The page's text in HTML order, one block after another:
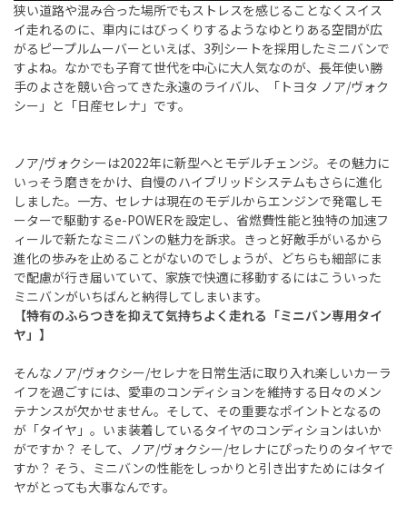
狭い道路や混み合った場所でもストレスを感じることなくスイス
イ走れるのに、車内にはびっくりするようなゆとりある空間が広
がるピープルムーバーといえば、3列シートを採用したミニバンで
すよね。なかでも子育て世代を中心に大人気なのが、長年使い勝
手のよさを競い合ってきた永遠のライバル、「トヨタ ノア/ヴォク
シー」と「日産セレナ」です。
ノア/ヴォクシーは2022年に新型へとモデルチェンジ。その魅力に
いっそう磨きをかけ、自慢のハイブリッドシステムもさらに進化
しました。一方、セレナは現在のモデルからエンジンで発電しモ
ーターで駆動するe-POWERを設定し、省燃費性能と独特の加速フ
ィールで新たなミニバンの魅力を訴求。きっと好敵手がいるから
進化の歩みを止めることがないのでしょうが、どちらも細部にま
で配慮が行き届いていて、家族で快適に移動するにはこういった
ミニバンがいちばんと納得してしまいます。
【特有のふらつきを抑えて気持ちよく走れる「ミニバン専用タイ
ヤ」】
そんなノア/ヴォクシー/セレナを日常生活に取り入れ楽しいカーラ
イフを過ごすには、愛車のコンディションを維持する日々のメン
テナンスが欠かせません。そして、その重要なポイントとなるの
が「タイヤ」。いま装着しているタイヤのコンディションはいか
がですか？ そして、ノア/ヴォクシー/セレナにぴったりのタイヤで
すか？ そう、ミニバンの性能をしっかりと引き出すためにはタイ
ヤがとっても大事なんです。